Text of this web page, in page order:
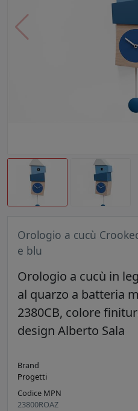
Orologio a cucù
e blu
Orologio a cucù in
al quarzo a batteria
2380CB, colore
design Alberto Sala
Brand
Progetti
Codice MPN
23800ROAZ